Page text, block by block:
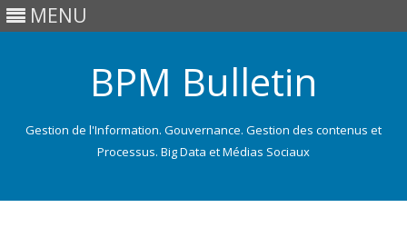
MENU
BPM Bulletin
Gestion de l'Information. Gouvernance. Gestion des contenus et
Processus. Big Data et Médias Sociaux